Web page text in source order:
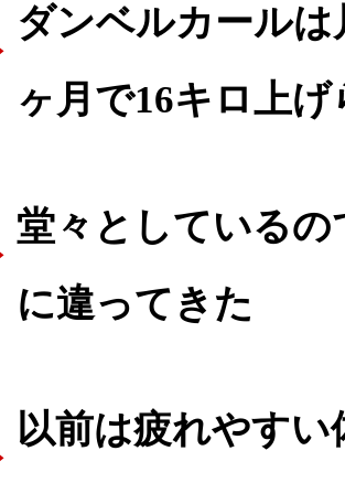
ダンベルカール
ヶ月で16キロ上
堂々としている
に違ってきた
以前は疲れやす